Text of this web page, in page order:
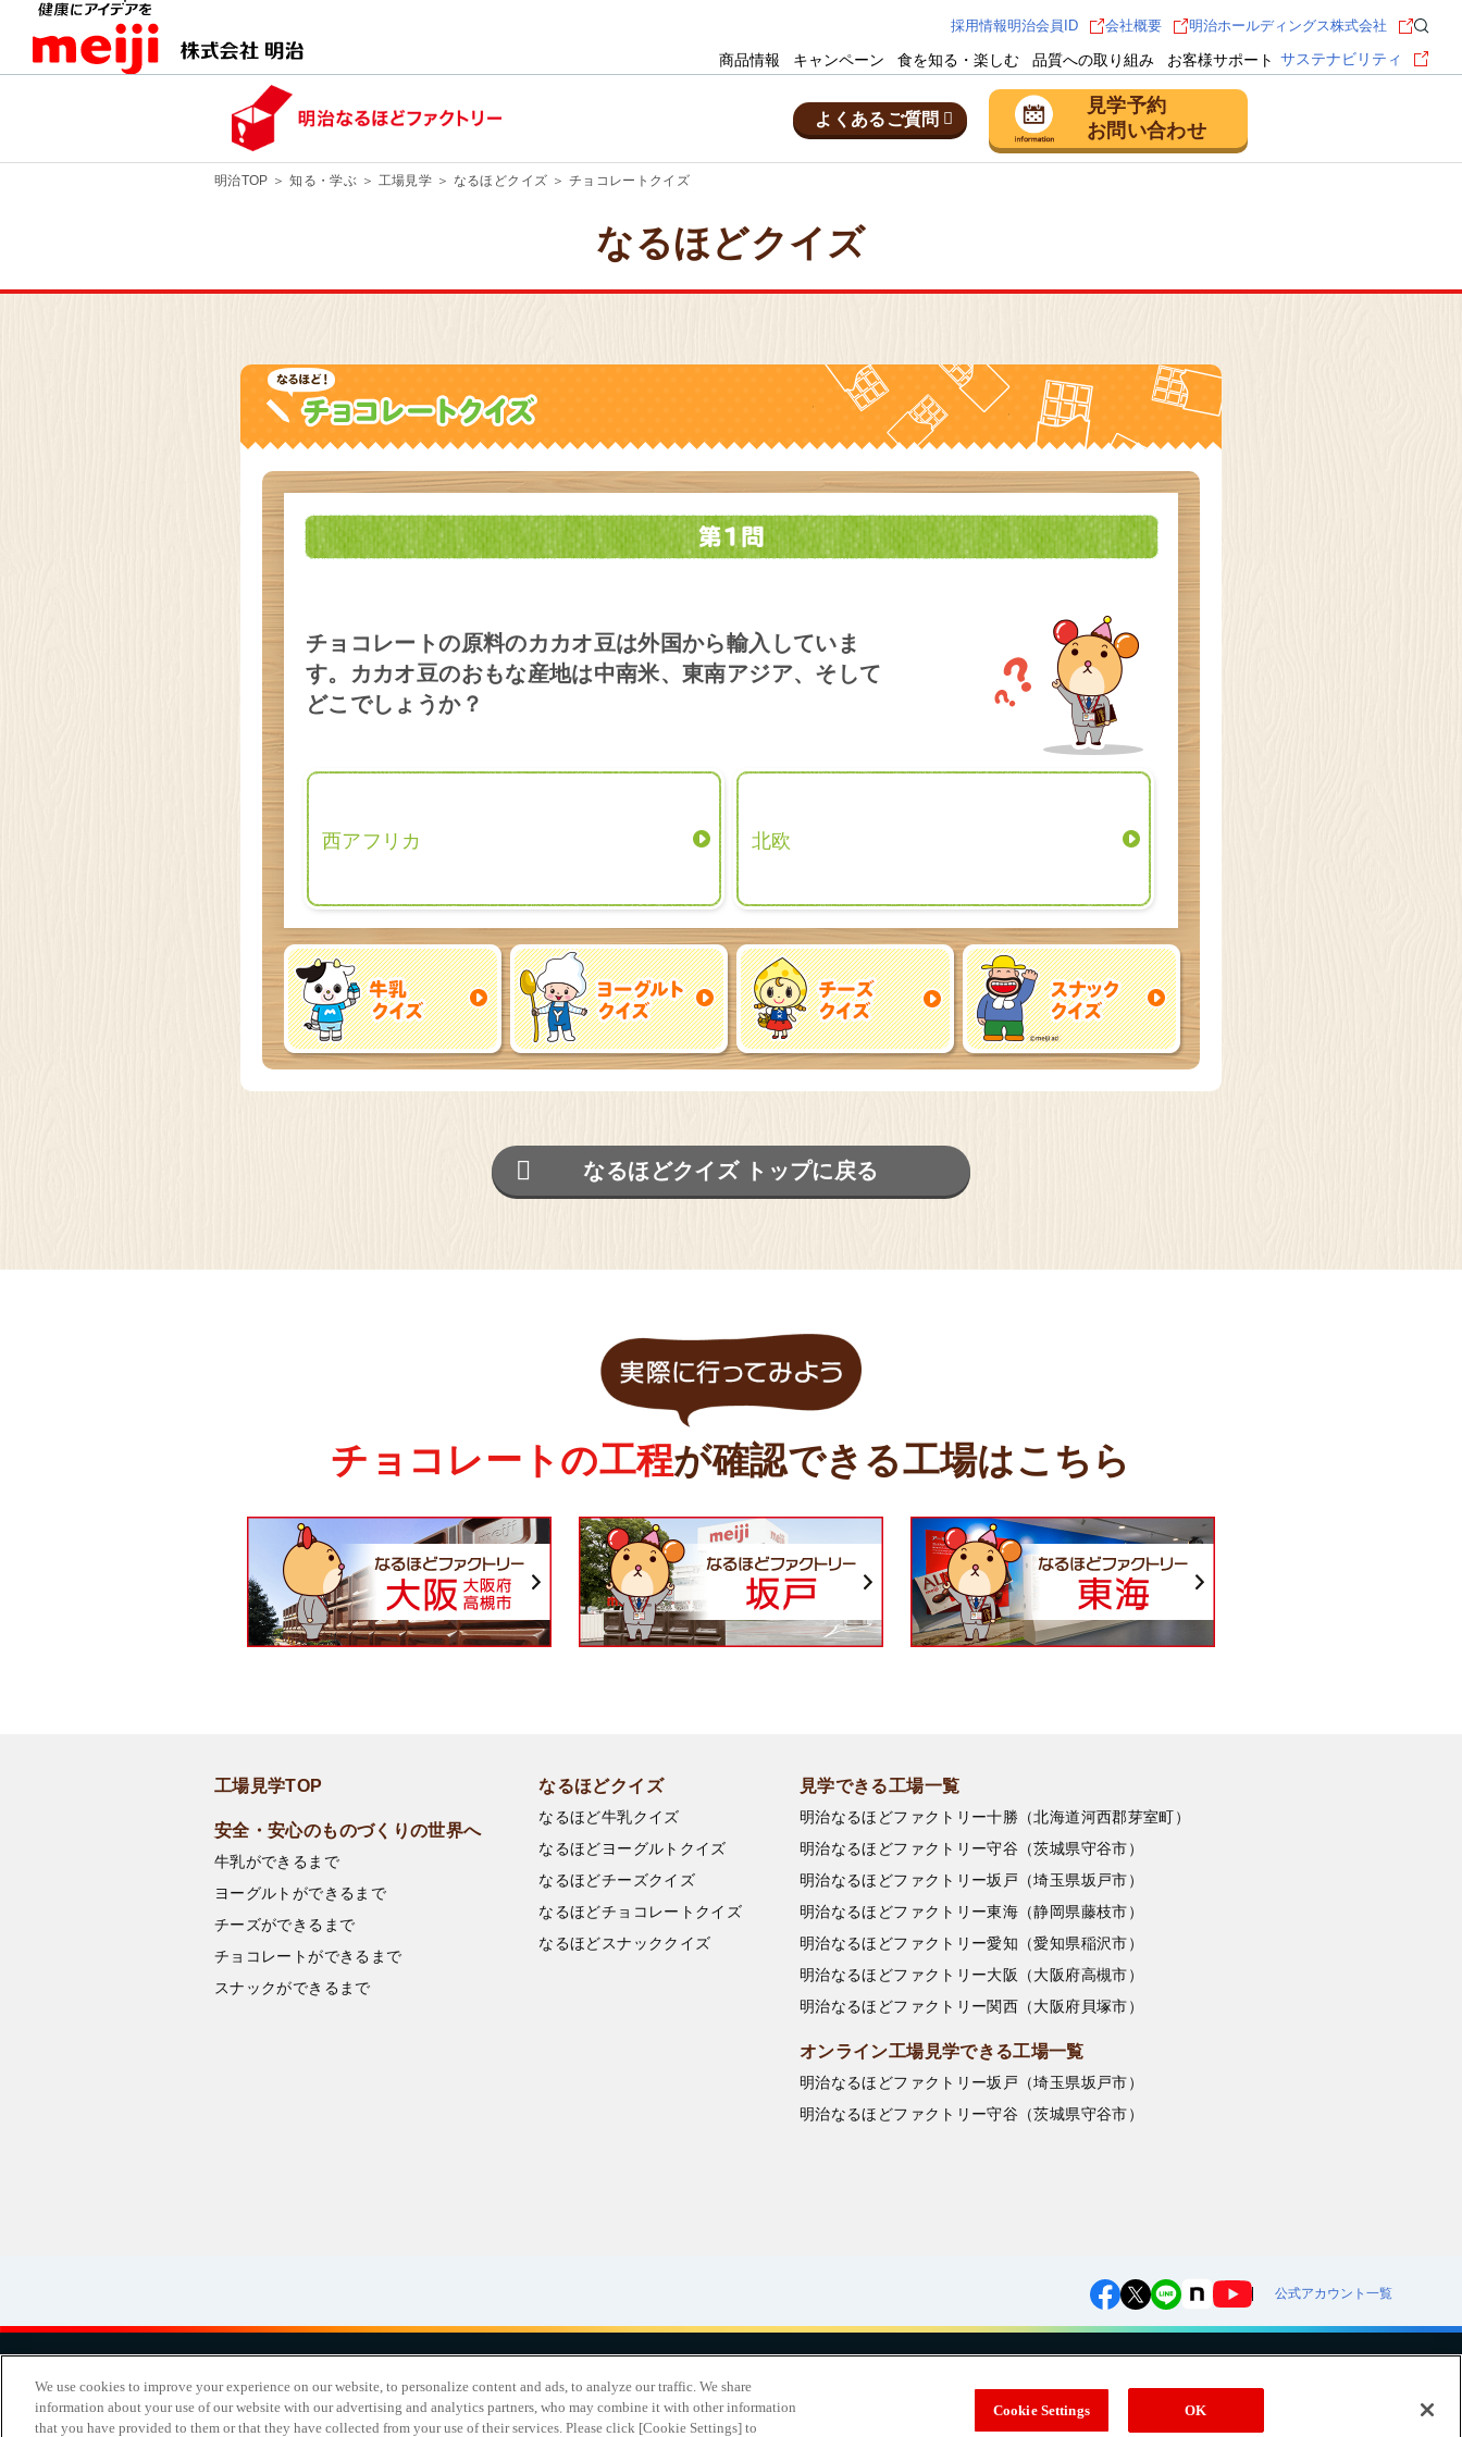
商品情報 キャンペーン 食を知る・楽しむ 品質への取り組み お客様サポート サステナビリティ
採用情報明治会員ID 会社概要 明治ホールディングス株式会社
見学予約
お問い合わせ
よくあるご質問
明治なるほどファクトリー坂戸
見学予約・お問い合わせ
明治なるほどファクトリー東海
見学予約・お問い合わせ
愛知県 稲沢市 乳製品の工場
明治なるほどファクトリー愛知
お菓子の工場
明治なるほどファクトリー
見学予約・お問い合わせ
見学予約・お問い合わせ
オンライン
坂戸
見学予約・お問い合わせ
茨城県 守谷市 オンライン
明治なるほどファクトリー守谷
明治TOP 知る・学ぶ 工場見学 なるほどクイズ チョコレートクイズ
なるほどクイズ
チョコレートの原料のカカオ豆は外国から輸入していま
す。カカオ豆のおもな産地は中南米、東南アジア、そして
どこでしょうか？
西アフリカ 北欧
なるほどクイズ トップに戻る
チョコレートの工程が確認できる工場はこちら
工場見学TOP
安全・安心のものづくりの世界へ
牛乳ができるまで
ヨーグルトができるまで
チーズができるまで
チョコレートができるまで
スナックができるまで
なるほどクイズ
なるほど牛乳クイズ
なるほどヨーグルトクイズ
なるほどチーズクイズ
なるほどチョコレートクイズ
なるほどスナッククイズ
見学できる工場一覧
明治なるほどファクトリー十勝（北海道河西郡芽室町）
明治なるほどファクトリー守谷（茨城県守谷市）
明治なるほどファクトリー坂戸（埼玉県坂戸市）
明治なるほどファクトリー東海（静岡県藤枝市）
明治なるほどファクトリー愛知（愛知県稲沢市）
明治なるほどファクトリー大阪（大阪府高槻市）
明治なるほどファクトリー関西（大阪府貝塚市）
オンライン工場見学できる工場一覧
明治なるほどファクトリー坂戸（埼玉県坂戸市）
明治なるほどファクトリー守谷（茨城県守谷市）
公式アカウント一覧
明治ホールディングス株式会社 EN 簡体 Meiji Seika ファルマ株式会社
Copyright Meiji Co., Ltd. All Rights Reserved.
We use cookies to improve your experience on our website, to personalize content and ads, to analyze our traffic. We share
information about your use of our website with our advertising and analytics partners, who may combine it with other information
that you have provided to them or that they have collected from your use of their services. Please click [Cookie Settings] to
Cookie Settings OK